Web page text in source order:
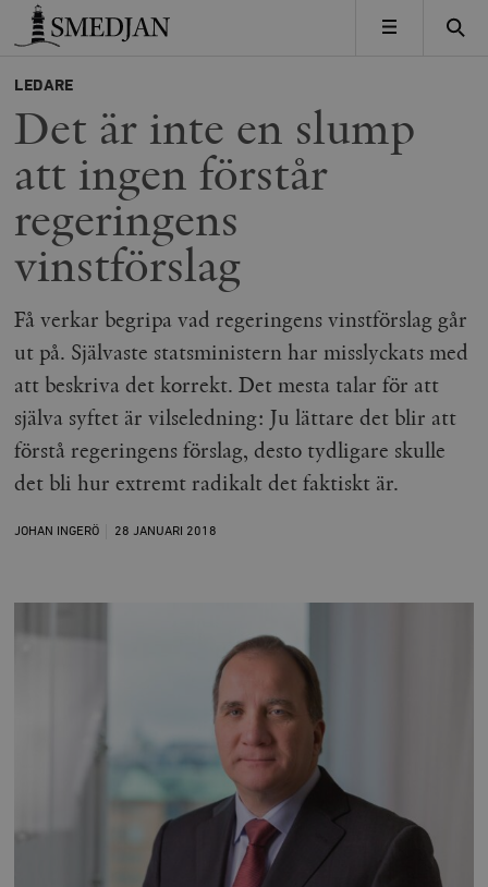
Timbro
MENY
LEDARE
Det är inte en slump
att ingen förstår
regeringens
vinstförslag
Få verkar begripa vad regeringens vinstförslag går
ut på. Självaste statsministern har misslyckats med
att beskriva det korrekt. Det mesta talar för att
själva syftet är vilseledning: Ju lättare det blir att
förstå regeringens förslag, desto tydligare skulle
det bli hur extremt radikalt det faktiskt är.
JOHAN INGERÖ 28 JANUARI 2018